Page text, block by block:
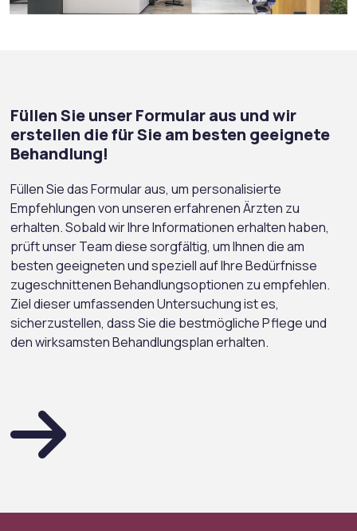
Füllen Sie unser Formular aus und wir
erstellen die für Sie am besten geeignete
Behandlung!
Füllen Sie das Formular aus, um personalisierte
Empfehlungen von unseren erfahrenen Ärzten zu
erhalten. Sobald wir Ihre Informationen erhalten haben,
prüft unser Team diese sorgfältig, um Ihnen die am
besten geeigneten und speziell auf Ihre Bedürfnisse
zugeschnittenen Behandlungsoptionen zu empfehlen.
Ziel dieser umfassenden Untersuchung ist es,
sicherzustellen, dass Sie die bestmögliche Pflege und
den wirksamsten Behandlungsplan erhalten.